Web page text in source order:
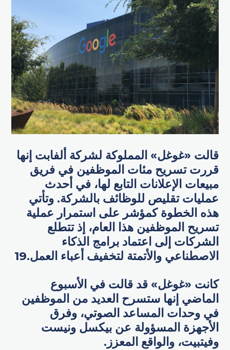
قالت «غوغل» المملوكة لشركة ألفابت إنها
قررت تسريح مئات الموظفين في فريق
مبيعات الإعلانات التابع لها، في أحدث
عمليات تقليص للوظائف بالشركة. وتأتي
هذه الخطوة كمؤشر على استمرار عملية
تسريح الموظفين هذا العام، إذ تتطلع
الشركات إلى اعتماد برامج الذكاء
الاصطناعي والأتمتة لتخفيف أعباء العمل.19
كانت «غوغل» قد قالت في الأسبوع
الماضي إنها ستسرح العديد من الموظفين
في وحدات المساعد الصوتي، وفرق
الأجهزة المسؤولة عن بيكسل ونيست
وفيتبيت، والواقع المعزز.